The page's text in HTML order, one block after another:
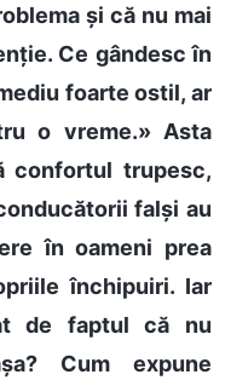
și că nu mai
Ce gândesc în
foarte ostil, ar
o vreme.» Asta
confortul trupesc,
falși au
în oameni prea
închipuiri. Iar
de faptul că nu
Cum expune